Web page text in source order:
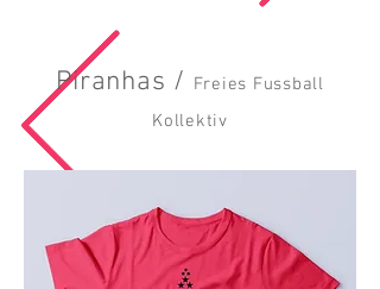
Piranhas / Freies Fussball
Kollektiv